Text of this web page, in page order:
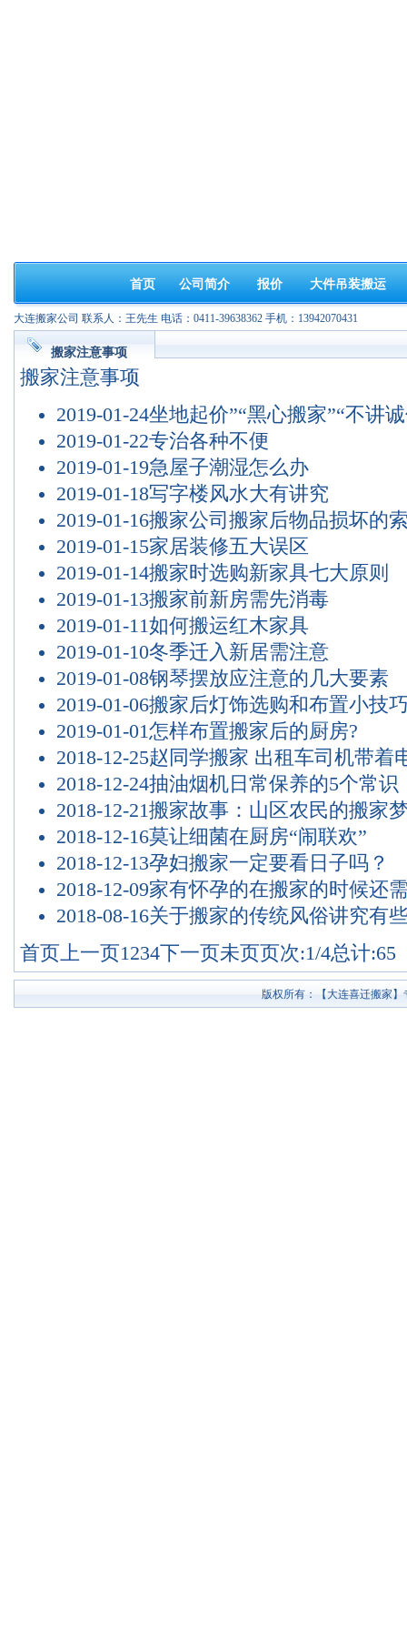
首页 公司简介 报价 大件吊装搬运
大连搬家公司 联系人：王先生 电话：0411-39638362 手机：13942070431
搬家注意事项
搬家注意事项
2019-01-24坐地起价”“黑心搬家”“不讲
2019-01-22专治各种不便
2019-01-19急屋子潮湿怎么办
2019-01-18写字楼风水大有讲究
2019-01-16搬家公司搬家后物品损坏的
2019-01-15家居装修五大误区
2019-01-14搬家时选购新家具七大原则
2019-01-13搬家前新房需先消毒
2019-01-11如何搬运红木家具
2019-01-10冬季迁入新居需注意
2019-01-08钢琴摆放应注意的几大要素
2019-01-06搬家后灯饰选购和布置小技
2019-01-01怎样布置搬家后的厨房?
2018-12-25赵同学搬家 出租车司机带着
2018-12-24抽油烟机日常保养的5个常识
2018-12-21搬家故事：山区农民的搬家
2018-12-16莫让细菌在厨房“闹联欢”
2018-12-13孕妇搬家一定要看日子吗？
2018-12-09家有怀孕的在搬家的时候还
2018-08-16关于搬家的传统风俗讲究有
首页上一页1234下一页未页页次:1/4总计:65
版权所有：【大连喜迁搬家】